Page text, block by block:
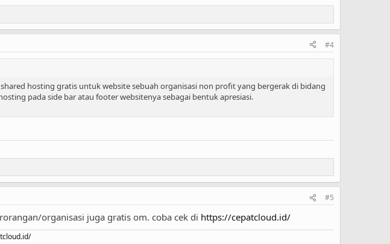
#4
hosting gratis untuk website sebuah organisasi non profit yang bergerak di bidang
pada side bar atau footer websitenya sebagai bentuk apresiasi.
#5
organisasi juga gratis om. coba cek di https://cepatcloud.id/